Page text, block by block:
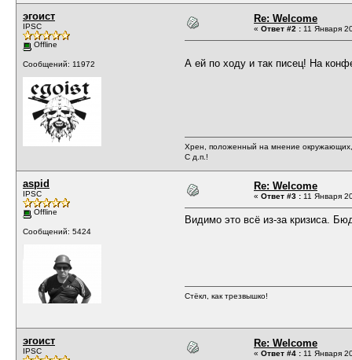
эгоист
IPSC
Offline
Сообщений: 11972
Re: Welcome
« Ответ #2 : 11 Января
А ей по ходу и так писец! На
Хрен, положенный на мнение окружающих,
С д.п.!
aspid
IPSC
Offline
Сообщений: 5424
Re: Welcome
« Ответ #3 : 11 Января
Видимо это всё из-за кризиса.
Стёкл, как трезвышко!
эгоист
IPSC
Re: Welcome
« Ответ #4 : 11 Января